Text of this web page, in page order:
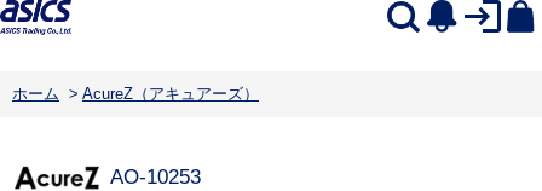
ホーム > AcureZ（アキュアーズ）
AO-10253